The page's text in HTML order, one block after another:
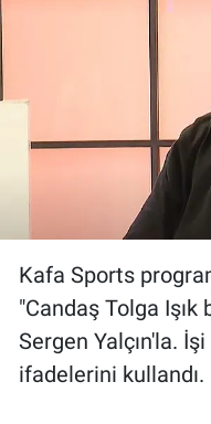
Kafa Sports
"Candaş Tolga
Sergen Yalçın'la.
ifadelerini kullandı.